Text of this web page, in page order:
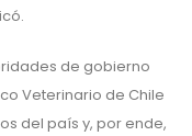
de gobierno
Veterinario de Chile
del país y, por ende,